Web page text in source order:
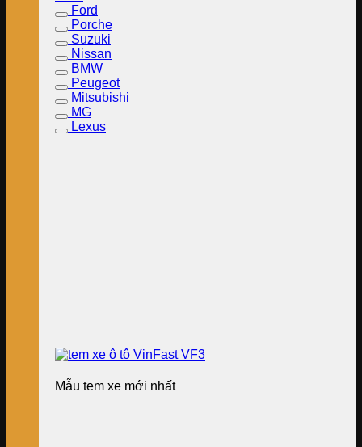
Ford
Porche
Suzuki
Nissan
BMW
Peugeot
Mitsubishi
MG
Lexus
Mẫu tem xe mới nhất